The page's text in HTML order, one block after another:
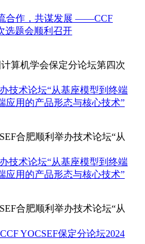
合作，共谋发展 ——CCF
选题会顺利召开
算机学会保定分论坛第四次
技术论坛“从基座模型到终端
应用的产品形态与核心技术”
合肥顺利举办技术论坛“从
技术论坛“从基座模型到终端
应用的产品形态与核心技术”
合肥顺利举办技术论坛“从
YOCSEF保定分论坛2024